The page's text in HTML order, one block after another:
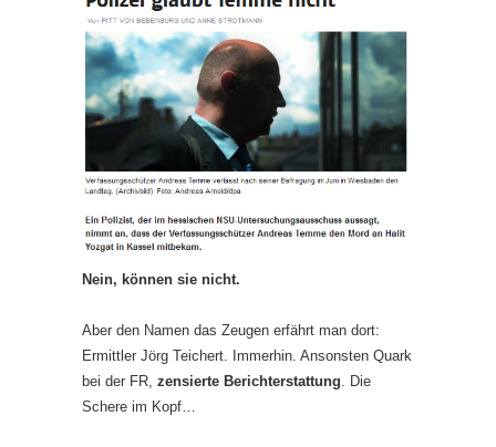
Nein, können sie nicht.
Aber den Namen das Zeugen erfährt man dort:
Ermittler Jörg Teichert. Immerhin. Ansonsten Quark
bei der FR, zensierte Berichterstattung. Die
Schere im Kopf…